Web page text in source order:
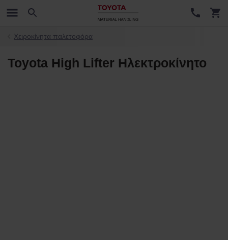
Χειροκίνητα παλετοφόρα
Toyota High Lifter Ηλεκτροκίνητο